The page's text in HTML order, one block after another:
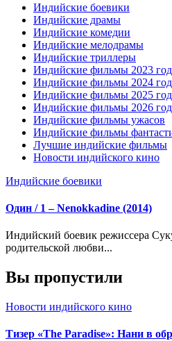
Индийские боевики
Индийские драмы
Индийские комедии
Индийские мелодрамы
Индийские триллеры
Индийские фильмы 2023
Индийские фильмы 2024
Индийские фильмы 2025
Индийские фильмы 2026
Индийские фильмы ужасов
Индийские фильмы
Лучшие индийские фильмы
Новости индийского кино
Индийские боевики
Один / 1 – Nenokkadine (2014)
Индийский боевик режиссера Сукумара.Гаутам – молодой известный и перспективный рок-музыкант. Он вырос без
родительской любви...
Вы пропустили
Новости индийского кино
Тизер «The Paradise»: Нани в